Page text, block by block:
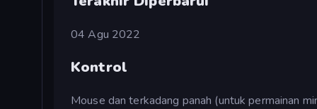
04 Agu 2022
Kontrol
Mouse dan terkadang panah (untuk permainan